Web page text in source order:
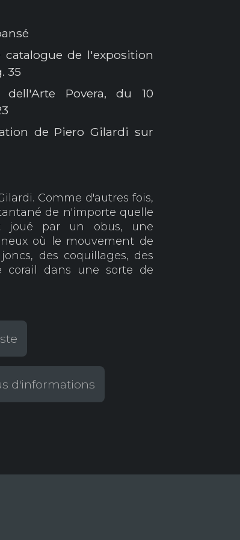
de l'exposition
35
Povera, du 10
de Piero Gilardi sur
Comme d'autres fois,
de n'importe quelle
joué par un obus, une
où le mouvement de
des coquillages, des
corail dans une sorte de
d'informations